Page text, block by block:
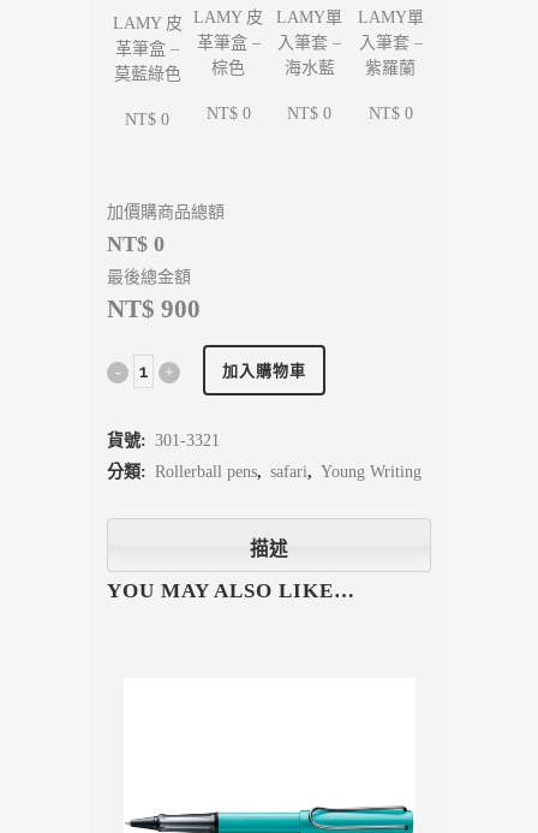
LAMY 皮
革筆盒 –
莫藍綠色
NT$ 0
LAMY 皮
革筆盒 –
棕色
NT$ 0
LAMY單
入筆套 –
海水藍
NT$ 0
LAMY單
入筆套 –
紫羅蘭
NT$ 0
加價購商品總額
NT$ 0
最後總金額
NT$ 900
加入購物車
貨號: 301-3321
分類: Rollerball pens, safari, Young Writing
描述
YOU MAY ALSO LIKE…